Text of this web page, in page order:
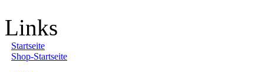
Links
Startseite
Shop-Startseite